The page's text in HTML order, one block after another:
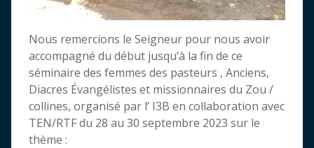
Nous remercions le Seigneur pour nous avoir
accompagné du début jusqu’à la fin de ce
séminaire des femmes des pasteurs , Anciens,
Diacres Évangélistes et missionnaires du Zou /
collines, organisé par l’ I3B en collaboration avec
TEN/RTF du 28 au 30 septembre 2023 sur le
thème :